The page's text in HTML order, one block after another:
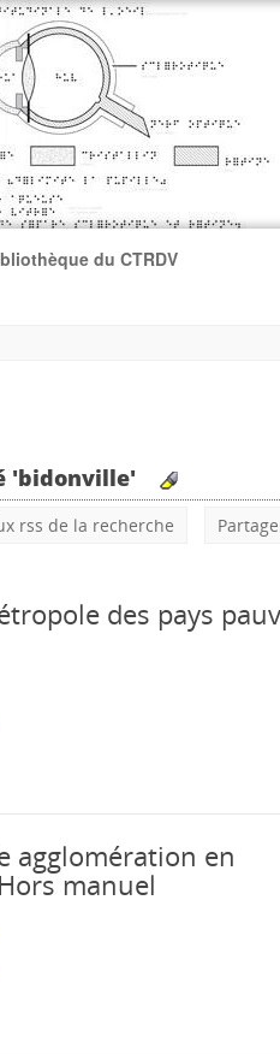
du CTRDV
'bidonville'
rss de la recherche
des pays
agglomération en
manuel